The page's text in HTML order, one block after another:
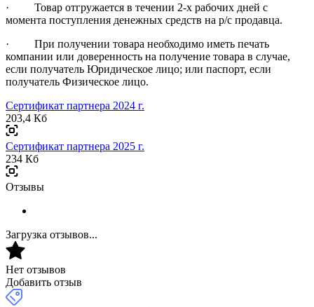
· Товар отгружается в течении 2-х рабочих дней с
момента поступления денежных средств на р/с продавца.
· При получении товара необходимо иметь печать
компании или доверенность на получение товара в случае,
если получатель Юридическое лицо; или паспорт, если
получатель Физическое лицо.
Сертификат партнера 2024 г.
203,4 Кб
Сертификат партнера 2025 г.
234 Кб
Отзывы
Загрузка отзывов...
Нет отзывов
Добавить отзыв